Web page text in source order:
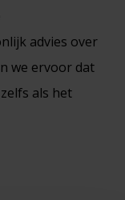
advies over
we ervoor dat
als het